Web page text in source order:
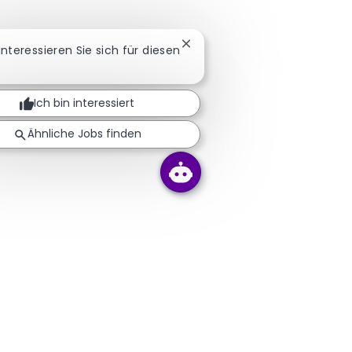
Sie sich für diesen Chatbot-Benachrichtigung
Ich bin interessiert
Ähnliche Jobs finden